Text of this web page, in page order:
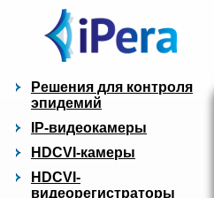
Решения для контроля
эпидемий
IP-видеокамеры
HDCVI-камеры
HDCVI-
видеорегистраторы